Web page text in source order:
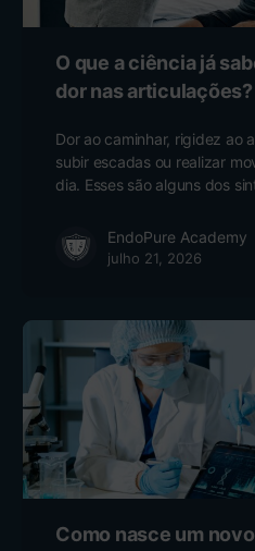
O que a ciência já
dor nas articulações?
Dor ao caminhar, rigidez ao
subir escadas ou realizar
dia. Esses são alguns dos
EndoPure Academy
julho 21, 2026
Como nasce um novo